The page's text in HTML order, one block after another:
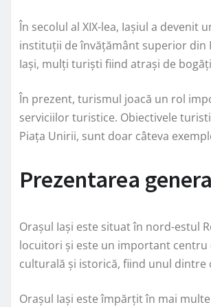
În secolul al XIX-lea, Iașiul a
instituții de învățământ superior din
Iași, mulți turiști fiind atrași de
În prezent, turismul joacă un rol
serviciilor turistice. Obiectivele
Piața Unirii, sunt doar câteva
Prezentarea
Orașul Iași este situat în nord-estul
locuitori și este un important centru
culturală și istorică, fiind unul dintre
Orașul Iași este împărțit în mai